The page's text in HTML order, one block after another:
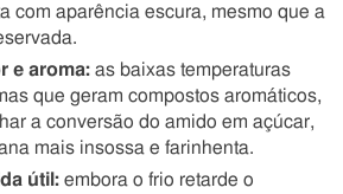
com aparência escura, mesmo que a
e aroma: as baixas temperaturas
que geram compostos aromáticos,
a conversão do amido em açúcar,
mais insossa e farinhenta.
útil: embora o frio retarde o